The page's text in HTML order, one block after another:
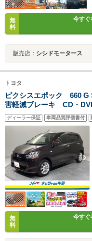
無
料
今すぐ
販売店： シシドモータース
トヨタ
ピクシスエポック 660
害軽減ブレーキ CD・
Bluetooth ドライブレ
LEDヘッドライト スマ
ター シートヒーター
ディーラー保証 車両品質評価書付
無
料
今すぐ